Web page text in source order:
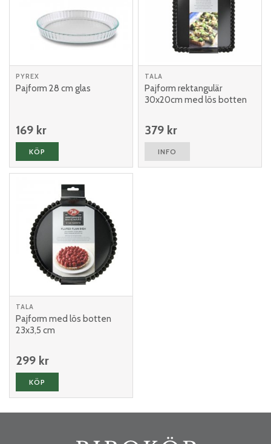
PYREX
Pajform 28 cm glas
169 kr
KÖP
TALA
Pajform rektangulär
30x20cm med lös botten
379 kr
INFO
TALA
Pajform med lös botten
23x3,5 cm
299 kr
KÖP